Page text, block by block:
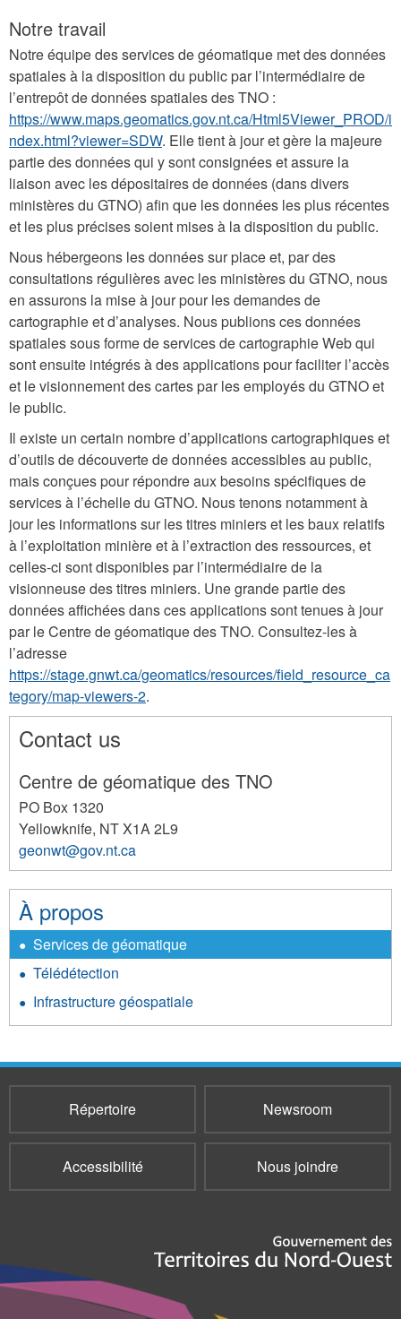
Notre travail
Notre équipe des services de géomatique met des données
spatiales à la disposition du public par l’intermédiaire de
l’entrepôt de données spatiales des TNO :
https://www.maps.geomatics.gov.nt.ca/Html5Viewer_PROD/i
ndex.html?viewer=SDW. Elle tient à jour et gère la majeure
partie des données qui y sont consignées et assure la
liaison avec les dépositaires de données (dans divers
ministères du GTNO) afin que les données les plus récentes
et les plus précises soient mises à la disposition du public.
Nous hébergeons les données sur place et, par des
consultations régulières avec les ministères du GTNO, nous
en assurons la mise à jour pour les demandes de
cartographie et d’analyses. Nous publions ces données
spatiales sous forme de services de cartographie Web qui
sont ensuite intégrés à des applications pour faciliter l’accès
et le visionnement des cartes par les employés du GTNO et
le public.
Il existe un certain nombre d’applications cartographiques et
d’outils de découverte de données accessibles au public,
mais conçues pour répondre aux besoins spécifiques de
services à l’échelle du GTNO. Nous tenons notamment à
jour les informations sur les titres miniers et les baux relatifs
à l’exploitation minière et à l’extraction des ressources, et
celles-ci sont disponibles par l’intermédiaire de la
visionneuse des titres miniers. Une grande partie des
données affichées dans ces applications sont tenues à jour
par le Centre de géomatique des TNO. Consultez-les à
l’adresse
https://stage.gnwt.ca/geomatics/resources/field_resource_ca
tegory/map-viewers-2.
Contact us
Centre de géomatique des TNO
PO Box 1320
Yellowknife, NTX1A 2L9
geonwt@gov.nt.ca
168
À propos
Services de géomatique
Télédétection
Infrastructure géospatiale
Répertoire Newsroom
Accessibilité Nous joindre